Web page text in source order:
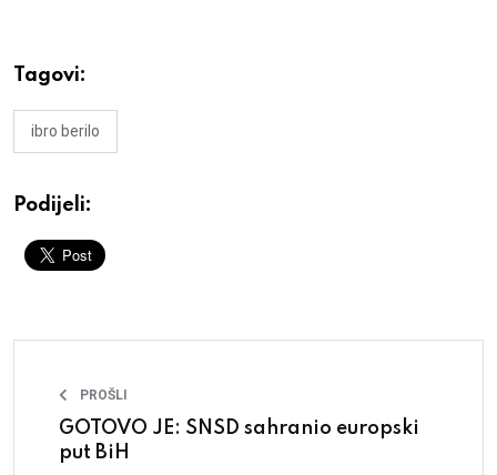
Tagovi:
ibro berilo
Podijeli:
PROŠLI
GOTOVO JE: SNSD sahranio europski
put BiH